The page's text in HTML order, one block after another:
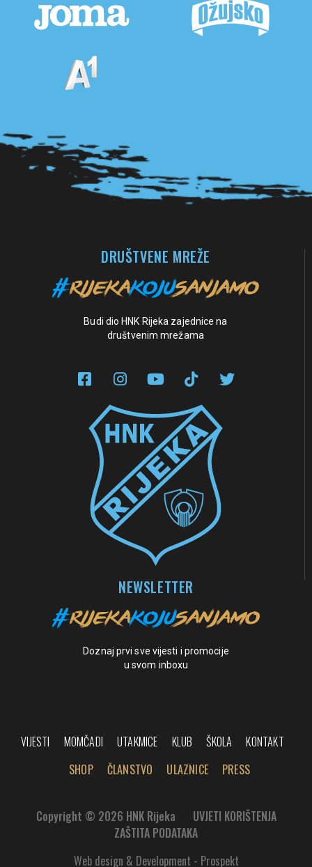
DRUŠTVENE MREŽE
Budi dio HNK Rijeka zajednice na
društvenim mrežama
NEWSLETTER
Doznaj prvi sve vijesti i promocije
u svom inboxu
VIJESTI MOMČADI UTAKMICE KLUB ŠKOLA
KONTAKT
SHOP
ČLANSTVO ULAZNICE PRESS
Copyright © 2026 HNK Rijeka
UVJETI KORIŠTENJA
ZAŠTITA PODATAKA
Web design & Development - Prospekt